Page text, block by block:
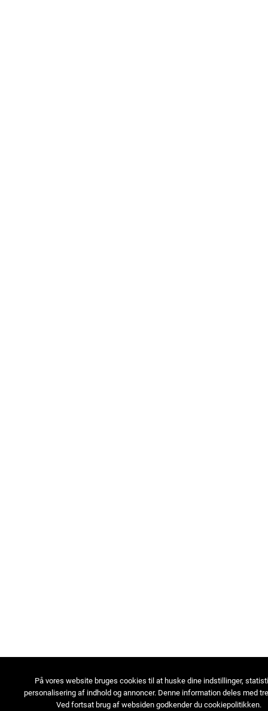
På vores website bruges cookies til at huske dine indstillinger,
personalisering af indhold og annoncer. Denne information deles med
Ved fortsat brug af websiden godkender du cookiepolitikken.